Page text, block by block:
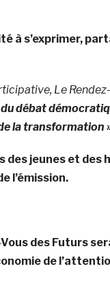
à s’exprimer,
Le
débat
la transformation
des jeunes et des
l’émission.
des Futurs
de